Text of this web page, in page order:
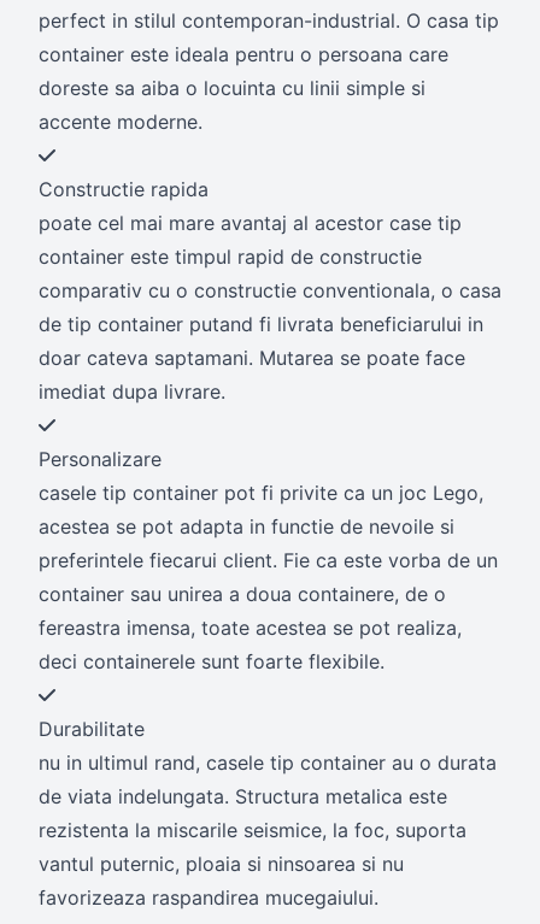
perfect in stilul contemporan-industrial. O casa tip
container este ideala pentru o persoana care
doreste sa aiba o locuinta cu linii simple si
accente moderne.
Constructie rapida
poate cel mai mare avantaj al acestor case tip
container este timpul rapid de constructie
comparativ cu o constructie conventionala, o casa
de tip container putand fi livrata beneficiarului in
doar cateva saptamani. Mutarea se poate face
imediat dupa livrare.
Personalizare
casele tip container pot fi privite ca un joc Lego,
acestea se pot adapta in functie de nevoile si
preferintele fiecarui client. Fie ca este vorba de un
container sau unirea a doua containere, de o
fereastra imensa, toate acestea se pot realiza,
deci containerele sunt foarte flexibile.
Durabilitate
nu in ultimul rand, casele tip container au o durata
de viata indelungata. Structura metalica este
rezistenta la miscarile seismice, la foc, suporta
vantul puternic, ploaia si ninsoarea si nu
favorizeaza raspandirea mucegaiului.